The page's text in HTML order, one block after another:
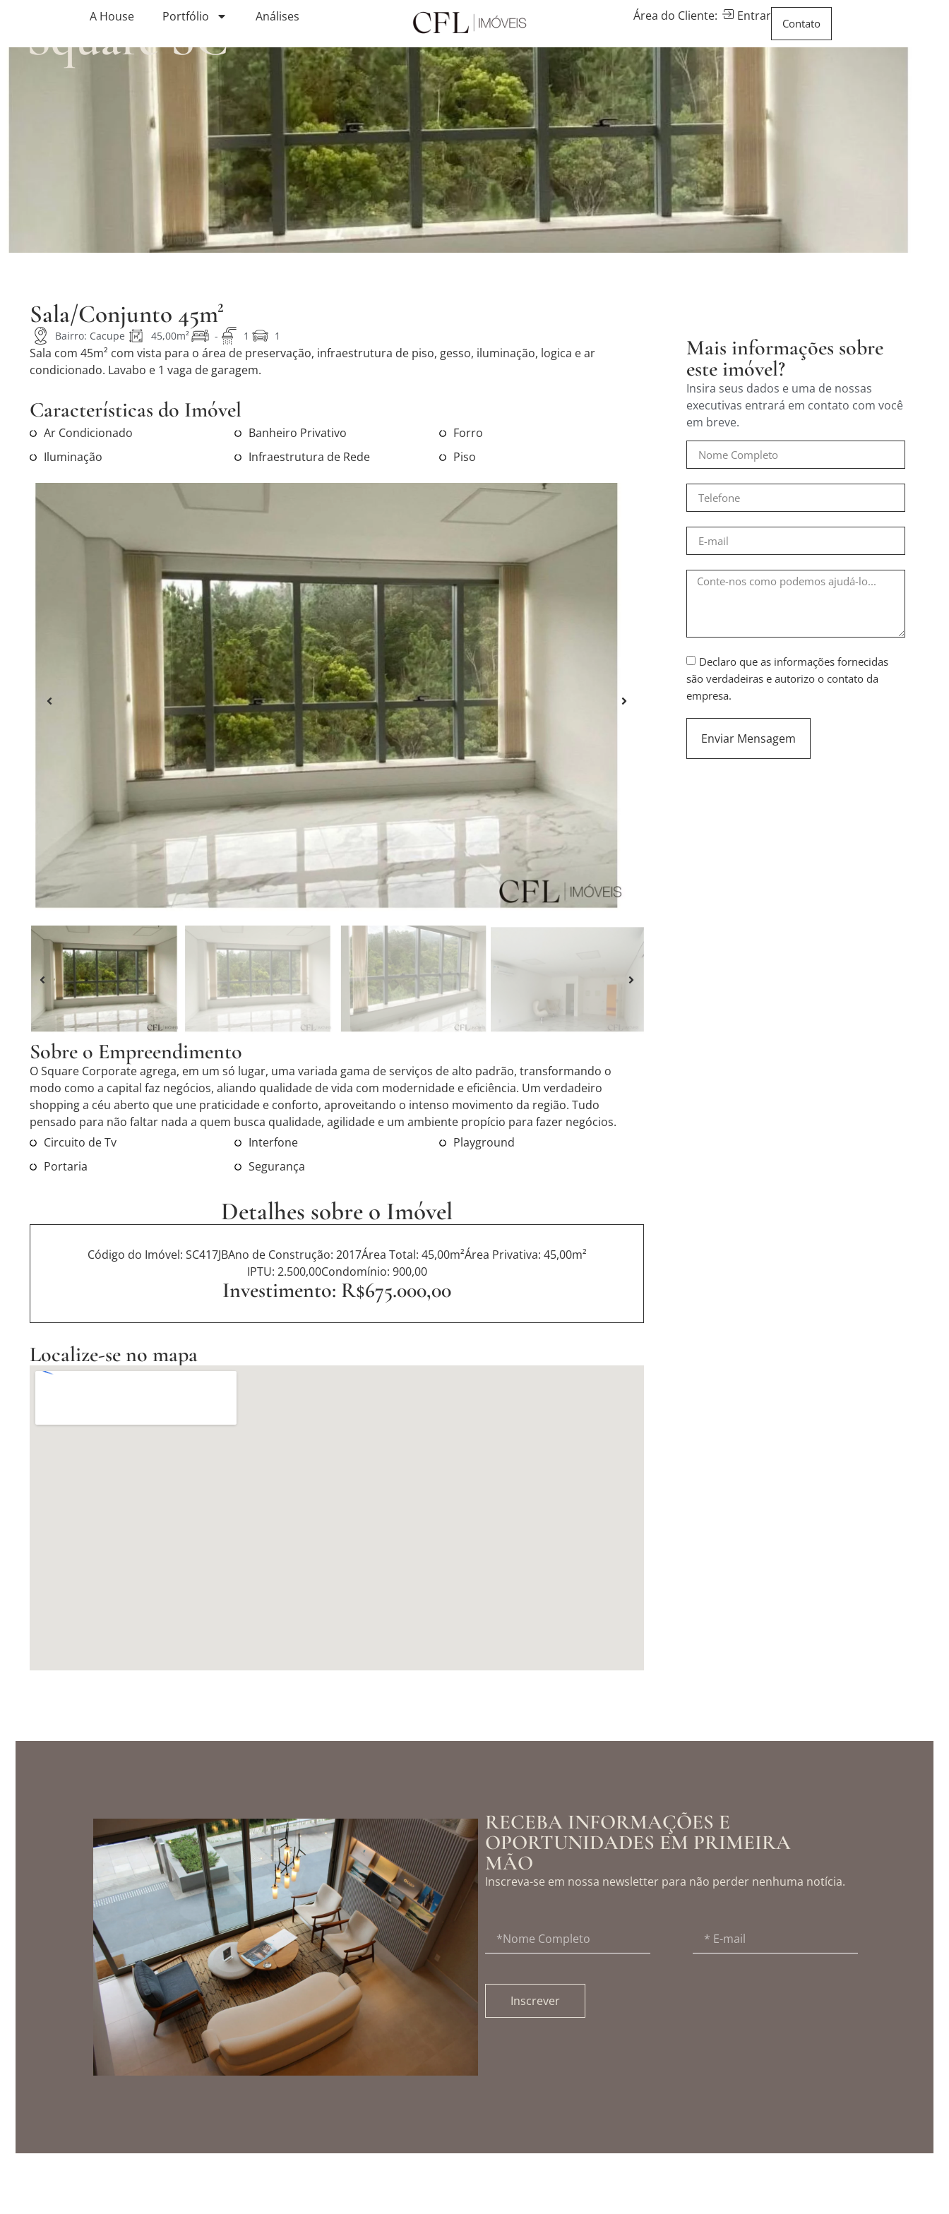
A House Portfólio Análises Área do Cliente: Entrar Contato
Square SC
Sala/Conjunto 45m²
Bairro: Cacupe 45,00m² - 1 1
Sala com 45m² com vista para o área de preservação, infraestrutura de piso, gesso, iluminação, logica e ar
condicionado. Lavabo e 1 vaga de garagem.
Características do Imóvel
Ar Condicionado Banheiro Privativo
Forro
Iluminação
Infraestrutura de Rede Piso
Sobre o Empreendimento
O Square Corporate agrega, em um só lugar, uma variada gama de serviços de alto padrão, transformando o
modo como a capital faz negócios, aliando qualidade de vida com modernidade e eficiência. Um verdadeiro
shopping a céu aberto que une praticidade e conforto, aproveitando o intenso movimento da região. Tudo
pensado para não faltar nada a quem busca qualidade, agilidade e um ambiente propício para fazer negócios.
Circuito de Tv
Interfone
Playground
Portaria
Segurança
Detalhes sobre o Imóvel
Código do Imóvel: SC417JBAno de Construção: 2017Área Total: 45,00m²Área Privativa: 45,00m²
IPTU: 2.500,00Condomínio: 900,00
Investimento: R$675.000,00
Localize-se no mapa
Mais informações sobre
este imóvel?
Insira seus dados e uma de nossas
executivas entrará em contato com você
em breve.
Declaro que as informações fornecidas
são verdadeiras e autorizo o contato da
empresa.
Enviar Mensagem
RECEBA INFORMAÇÕES E
OPORTUNIDADES EM PRIMEIRA
MÃO
Inscreva-se em nossa newsletter para não perder nenhuma notícia.
Inscrever